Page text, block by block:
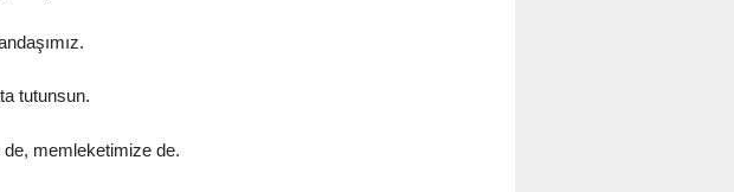
tutunsun.
memleketimize de.